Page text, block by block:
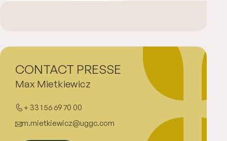
Max Mietkiewicz
+ 33 1 56 69 70 00
m.mietkiewicz@uggc.com
CONTACT PRESSE